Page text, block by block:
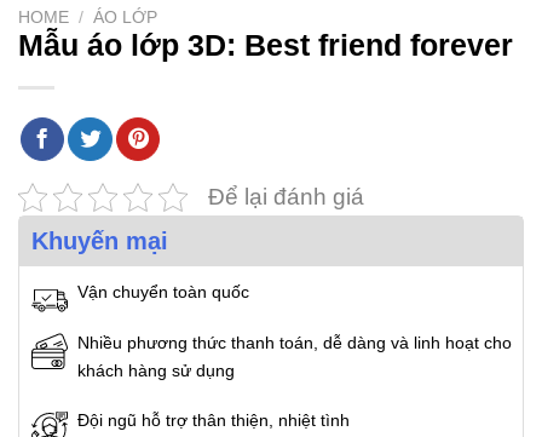
HOME / ÁO LỚP
Mẫu áo lớp 3D: Best friend forever
Để lại đánh giá
Khuyến mại
Vận chuyển toàn quốc
Nhiều phương thức thanh toán, dễ dàng và linh hoạt cho
khách hàng sử dụng
Đội ngũ hỗ trợ thân thiện, nhiệt tình